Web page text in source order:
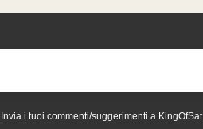
Invia i tuoi commenti/suggerimenti a KingOfSat